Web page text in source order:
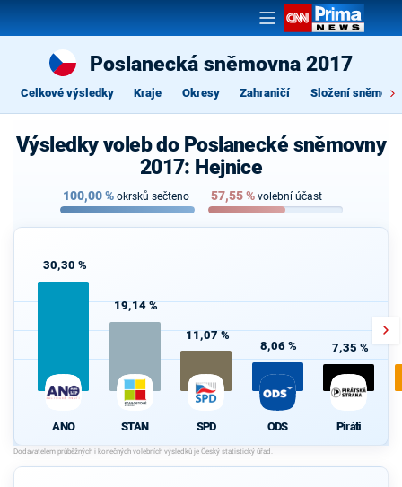
Poslanecká sněmovna 2017
Celkové výsledky Kraje Okresy Zahraničí Složení
Výsledky voleb do Poslanecké sněmovny
2017: Hejnice
100,00% okrsků sečteno 57,55% volební účast
30,30 %
ANO
19,14 %
STAN
11,07 %
SPD
8,06 %
ODS
7,35 %
Piráti